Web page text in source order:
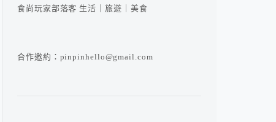
食尚玩家部落客 生活｜旅遊｜美食
合作邀約：pinpinhello@gmail.com